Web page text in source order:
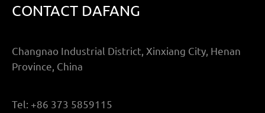
CONTACT DAFANG
Changnao Industrial District, Xinxiang City, Henan
Province, China
Tel: +86 373 5859115